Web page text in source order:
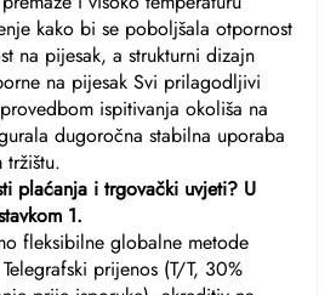
kako bi se poboljšala otpornost
na pijesak, a strukturni dizajn
na pijesak Svi prilagodljivi
ispitivanja okoliša na
dugoročna stabilna uporaba
plaćanja i trgovački uvjeti? U
1.
fleksibilne globalne metode
prijenos (T/T, 30%